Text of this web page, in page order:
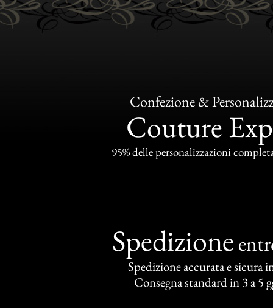
Confezione &
Couture
95% delle personalizzazioni
Spedizione
Spedizione accurata e sicura
Consegna standard in 3 a 5